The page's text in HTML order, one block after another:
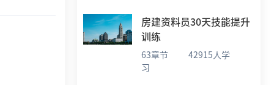
房建资料员30天技能提升
训练
63章节
42915人学
习